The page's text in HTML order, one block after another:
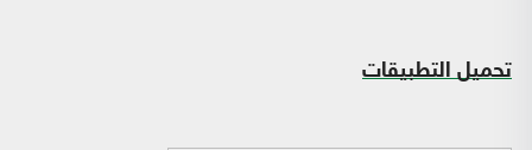
تحميل التطبيقات